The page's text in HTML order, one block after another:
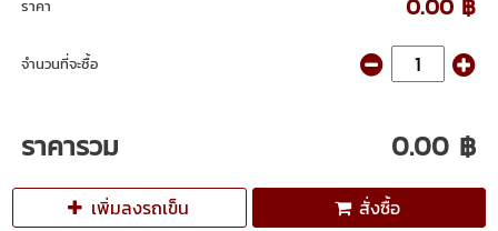
ราคา 0.00 ฿
จำนวนที่จะซื้อ
ราคารวม 0.00 ฿
เพิ่มลงรถเข็น สั่งซื้อ